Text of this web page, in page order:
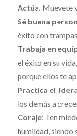
Actúa. Muevete
Sé buena
éxito con
Trabaja en
el éxito en su
porque ellos te
Practica el
los demás a
Coraje: Ten
humildad, siendo